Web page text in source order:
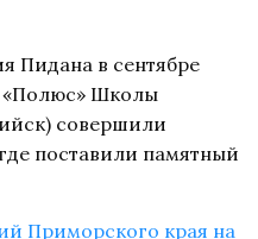
Пидана в сентябре
«Полюс» Школы
совершили
поставили памятный
Приморского края на